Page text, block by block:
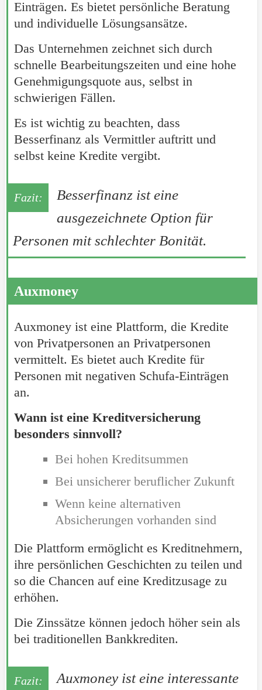
Einträgen. Es bietet persönliche Beratung
und individuelle Lösungsansätze.
Das Unternehmen zeichnet sich durch
schnelle Bearbeitungszeiten und eine hohe
Genehmigungsquote aus, selbst in
schwierigen Fällen.
Es ist wichtig zu beachten, dass
Besserfinanz als Vermittler auftritt und
selbst keine Kredite vergibt.
Besserfinanz ist eine
ausgezeichnete Option für
Personen mit schlechter Bonität.
Auxmoney
Auxmoney ist eine Plattform, die Kredite
von Privatpersonen an Privatpersonen
vermittelt. Es bietet auch Kredite für
Personen mit negativen Schufa-Einträgen
an.
Wann ist eine Kreditversicherung
besonders sinnvoll?
Bei hohen Kreditsummen
Bei unsicherer beruflicher Zukunft
Wenn keine alternativen
Absicherungen vorhanden sind
Die Plattform ermöglicht es Kreditnehmern,
ihre persönlichen Geschichten zu teilen und
so die Chancen auf eine Kreditzusage zu
erhöhen.
Die Zinssätze können jedoch höher sein als
bei traditionellen Bankkrediten.
Auxmoney ist eine interessante